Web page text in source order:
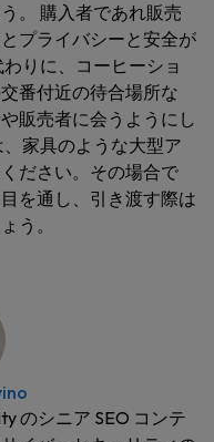
。 購入者であれ販売
プライバシーと安全が
りに、コーヒーショ
番付近の待合場所な
販売者に会うようにし
家具のような大型ア
ださい。その場合で
を通し、引き渡す際は
う。
のシニア SEO コンテ